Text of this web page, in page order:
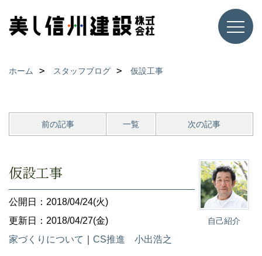
ホーム スタッフブログ 仮設工事
前の記事 一覧 次の記事
自己紹介
仮設工事
公開日：2018/04/24(火)
更新日：2018/04/27(金)
家づくりについて
CS推進 小出浩之